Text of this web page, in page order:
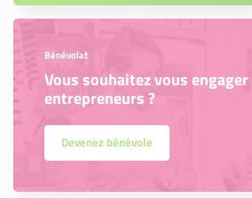
Bénévolat
Vous souhaitez vous
entrepreneurs ?
Devenez bénévole